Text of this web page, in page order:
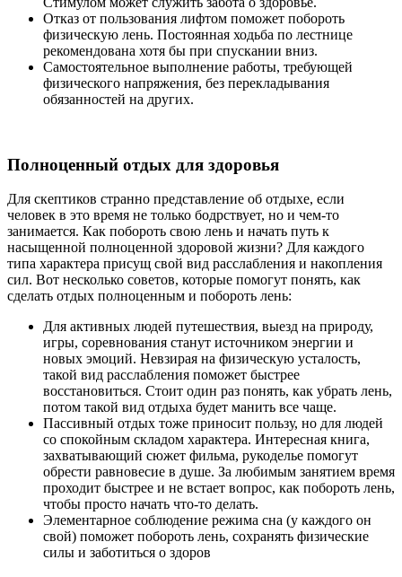
Отказ от пользования лифтом поможет побороть
физическую лень. Постоянная ходьба по лестнице
рекомендована хотя бы при спускании вниз.
Самостоятельное выполнение работы, требующей
физического напряжения, без перекладывания
обязанностей на других.
Полноценный отдых для здоровья
Для скептиков странно представление об отдыхе, если
человек в это время не только бодрствует, но и чем-то
занимается. Как побороть свою лень и начать путь к
насыщенной полноценной здоровой жизни? Для каждого
типа характера присущ свой вид расслабления и накопления
сил. Вот несколько советов, которые помогут понять, как
сделать отдых полноценным и побороть лень:
Для активных людей путешествия, выезд на природу,
игры, соревнования станут источником энергии и
новых эмоций. Невзирая на физическую усталость,
такой вид расслабления поможет быстрее
восстановиться. Стоит один раз понять, как убрать лень,
потом такой вид отдыха будет манить все чаще.
Пассивный отдых тоже приносит пользу, но для людей
со спокойным складом характера. Интересная книга,
захватывающий сюжет фильма, рукоделье помогут
обрести равновесие в душе. За любимым занятием время
проходит быстрее и не встает вопрос, как побороть лень,
чтобы просто начать что-то делать.
Элементарное соблюдение режима сна (у каждого он
свой) поможет побороть лень, сохранять физические
силы и заботиться о здоров